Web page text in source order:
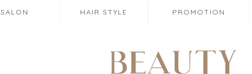
SALON HAIR STYLE PROMOTION